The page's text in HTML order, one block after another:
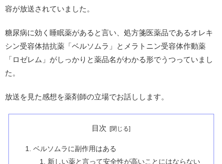
容が放送されていました。
糖尿病に効く睡眠薬があると言い、処方箋医薬品であるオレキ
シン受容体拮抗薬「ベルソムラ」とメラトニン受容体作動薬
「ロゼレム」がしっかりと薬品名がわかる形でうつっていまし
た。
放送を見た感想を薬剤師の立場でお話しします。
目次
ベルソムラに副作用はある
新しい薬と言って安全性が高いことにはならない